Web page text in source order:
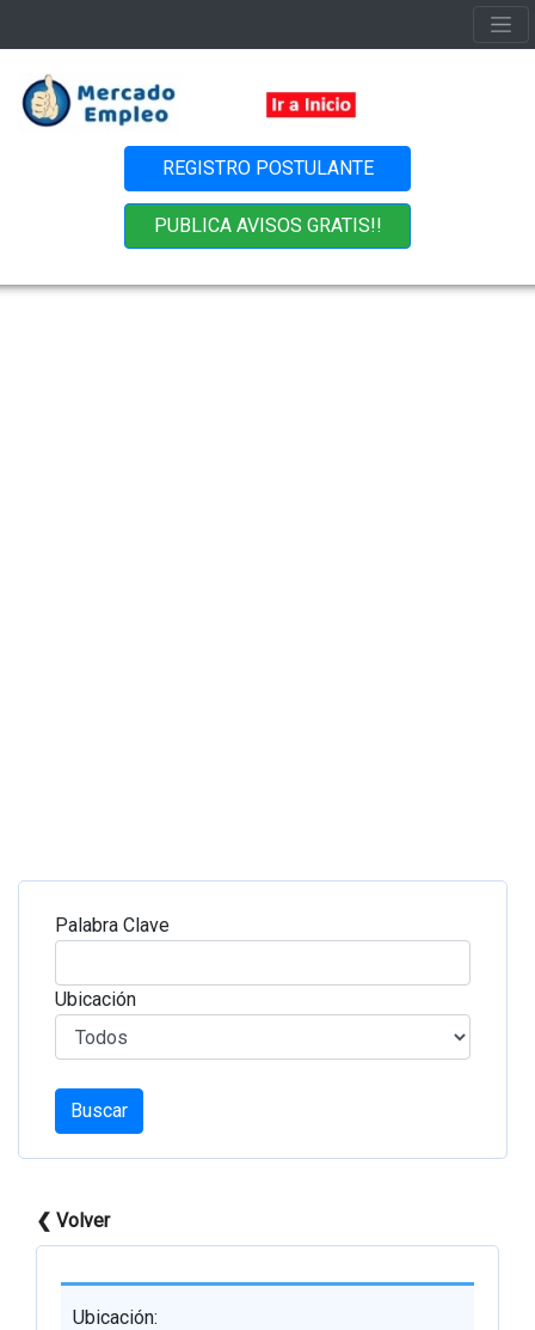
REGISTRO POSTULANTE
PUBLICA AVISOS GRATIS!!
Palabra Clave
Ubicación
Buscar
❮ Volver
Ubicación: